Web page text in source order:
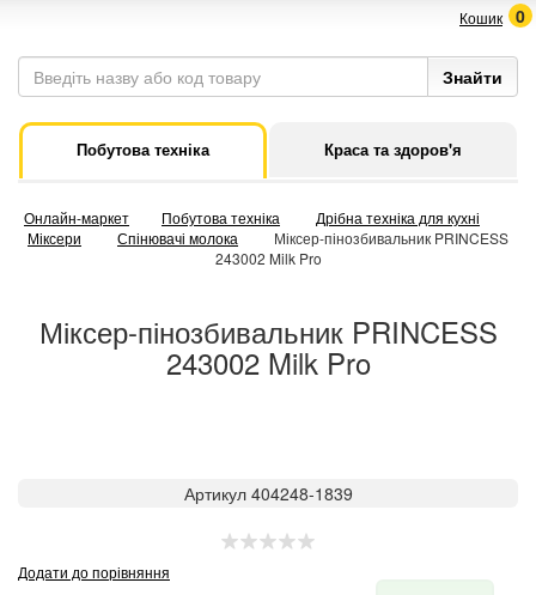
Кошик 0
Побутова техніка Краса та здоров'я
Онлайн-маркет Побутова техніка
Дрібна техніка для кухні
Міксери
Спінювачі молока
Міксер-пінозбивальник PRINCESS
243002 Milk Pro
Міксер-пінозбивальник PRINCESS
243002 Milk Pro
Артикул 404248-1839
Додати до порівняння